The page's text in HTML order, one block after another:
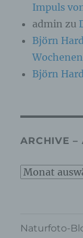
Impuls
admin zu
Björn
Björn
ARCHIVE –
Archive
Naturfoto-
oder jede
wie das
das
Löschen